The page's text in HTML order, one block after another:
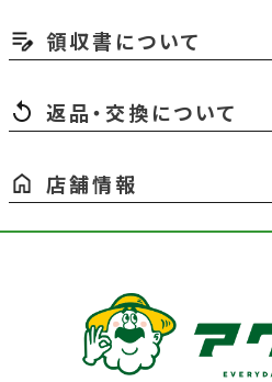
領収書について
返品・交換について
店舗情報